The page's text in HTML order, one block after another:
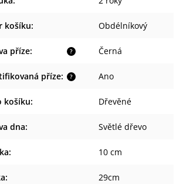
košíku: Obdélníkový
?
příze: Černá
?
příze: Ano
košíku: Dřevěné
dna: Světlé dřevo
: 10 cm
: 29cm